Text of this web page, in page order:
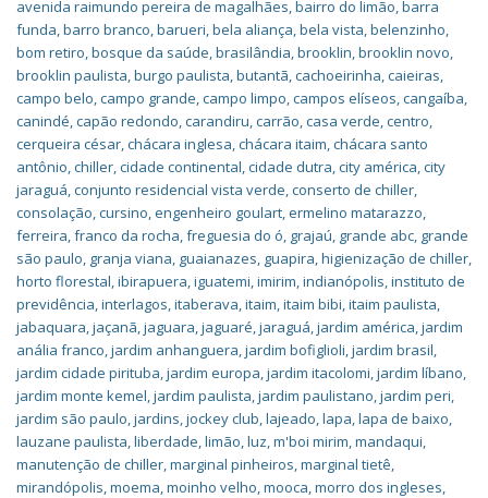
avenida raimundo pereira de magalhães,bairro do limão,barra
funda,barro branco,barueri,bela aliança,bela vista,belenzinho,
bom retiro,bosque da saúde,brasilândia,brooklin,brooklin novo,
brooklin paulista,burgo paulista,butantã,cachoeirinha,caieiras,
campo belo,campo grande,campo limpo,campos elíseos,cangaíba,
canindé,capão redondo,carandiru,carrão,casa verde,centro,
cerqueira césar,chácara inglesa,chácara itaim,chácara santo
antônio,chiller,cidade continental,cidade dutra,city américa,city
jaraguá,conjunto residencial vista verde,conserto de chiller,
consolação,cursino,engenheiro goulart,ermelino matarazzo,
ferreira,franco da rocha,freguesia do ó, grajaú, grande abc, grande
são paulo, granja viana, guaianazes, guapira,higienização de chiller,
horto florestal,ibirapuera,iguatemi,imirim,indianópolis,instituto de
previdência,interlagos,itaberava,itaim,itaim bibi,itaim paulista,
jabaquara,jaçanã,jaguara,jaguaré,jaraguá,jardim américa,jardim
anália franco,jardim anhanguera,jardim bofiglioli,jardim brasil,
jardim cidade pirituba,jardim europa,jardim itacolomi,jardim líbano,
jardim monte kemel,jardim paulista,jardim paulistano,jardim peri,
jardim são paulo,jardins,jockey club,lajeado,lapa,lapa de baixo,
lauzane paulista,liberdade,limão,luz,m'boi mirim,mandaqui,
manutenção de chiller,marginal pinheiros,marginal tietê,
mirandópolis,moema,moinho velho,mooca,morro dos ingleses,